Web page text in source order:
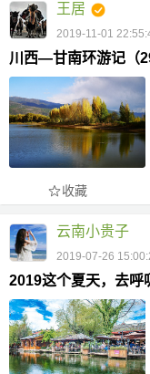
王居
2019-11-01
川西—甘南环游记（
收藏
云南小贵子
2019-07-26
2019这个夏天，去呼